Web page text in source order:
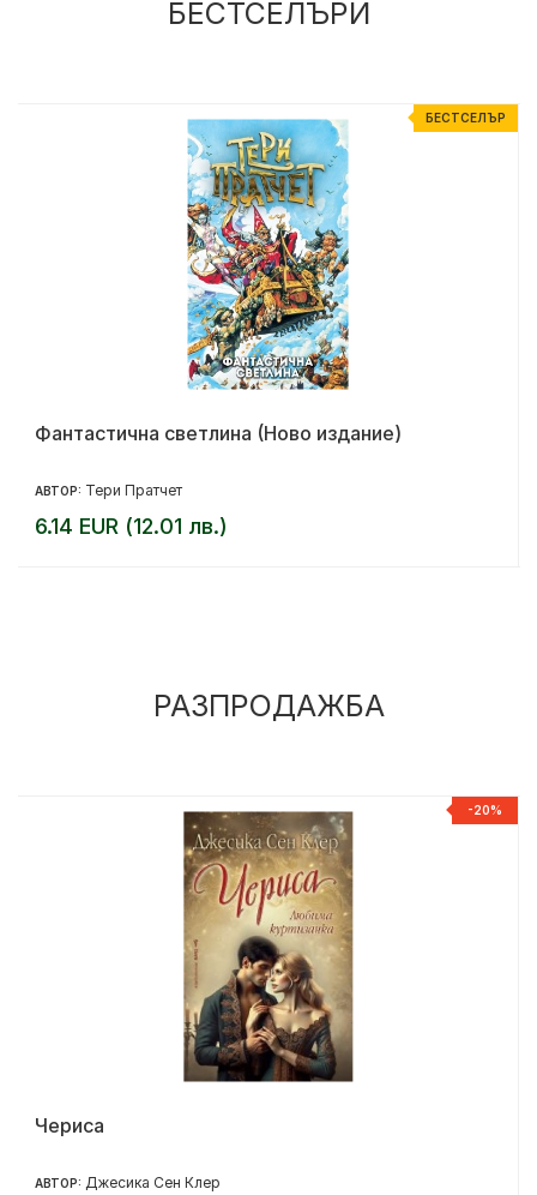
БЕСТСЕЛЪРИ
БЕСТСЕЛЪР
Фантастична светлина (Ново издание)
АВТОР: Тери Пратчет
6.14 EUR (12.01 лв.)
РАЗПРОДАЖБА
-20%
Чериса
АВТОР: Джесика Сен Клер